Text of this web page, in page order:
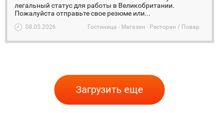
легальный статус для работы в Великобритании.
Пожалуйста отправьте свое резюме или...
08.05.2026 Гостиница - Магазин - Ресторан / Повар
Загрузить еще